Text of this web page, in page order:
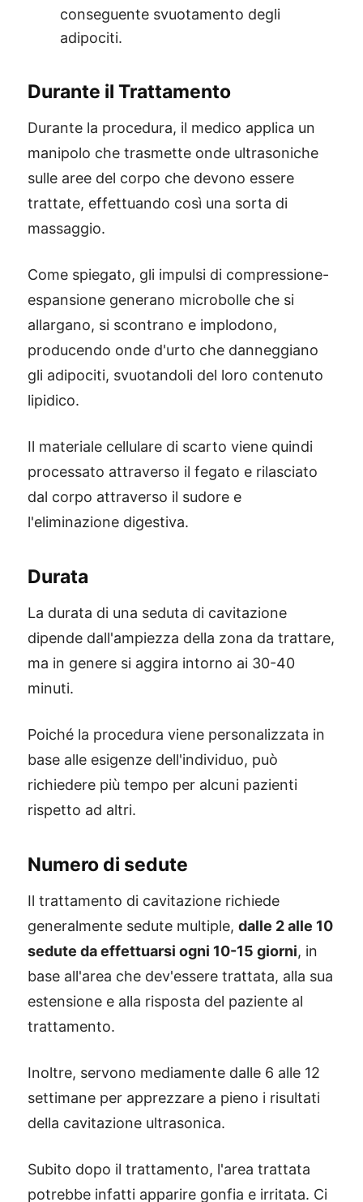
conseguente svuotamento degli
adipociti.
Durante il Trattamento
Durante la procedura, il medico applica un
manipolo che trasmette onde ultrasoniche
sulle aree del corpo che devono essere
trattate, effettuando così una sorta di
massaggio.
Come spiegato, gli impulsi di compressione-
espansione generano microbolle che si
allargano, si scontrano e implodono,
producendo onde d'urto che danneggiano
gli adipociti, svuotandoli del loro contenuto
lipidico.
Il materiale cellulare di scarto viene quindi
processato attraverso il fegato e rilasciato
dal corpo attraverso il sudore e
l'eliminazione digestiva.
Durata
La durata di una seduta di cavitazione
dipende dall'ampiezza della zona da trattare,
ma in genere si aggira intorno ai 30-40
minuti.
Poiché la procedura viene personalizzata in
base alle esigenze dell'individuo, può
richiedere più tempo per alcuni pazienti
rispetto ad altri.
Numero di sedute
Il trattamento di cavitazione richiede
generalmente sedute multiple, dalle 2 alle 10
sedute da effettuarsi ogni 10-15 giorni, in
base all'area che dev'essere trattata, alla sua
estensione e alla risposta del paziente al
trattamento.
Inoltre, servono mediamente dalle 6 alle 12
settimane per apprezzare a pieno i risultati
della cavitazione ultrasonica.
Subito dopo il trattamento, l'area trattata
potrebbe infatti apparire gonfia e irritata. Ci